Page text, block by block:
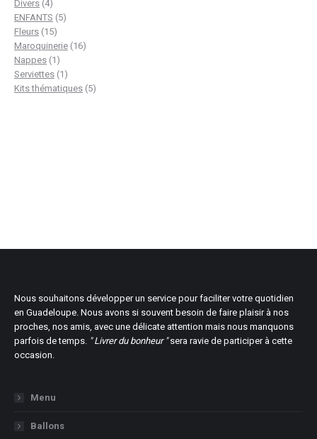
Divers 44
produits
ENFANTS 55
Fleurs 1515
produits
Maroquinerie 1616
Nappes 1 1
produit
Serviettes 1 1
produit
Kits thématiques 55
Nous souhaitons développer un service pour faciliter votre quotidien
en Guadeloupe. Nous avons si souvent besoin de faire plaisir à nos
proches, nos amis, avec une délicate attention mais nous manquons
parfois de temps. " Livrer du bonheur "sera ravie de participer à cette
occasion.
Menu
Ballons